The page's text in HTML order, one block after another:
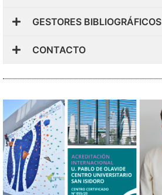
GESTORES BIBLIOGRÁFICOS
CONTACTO